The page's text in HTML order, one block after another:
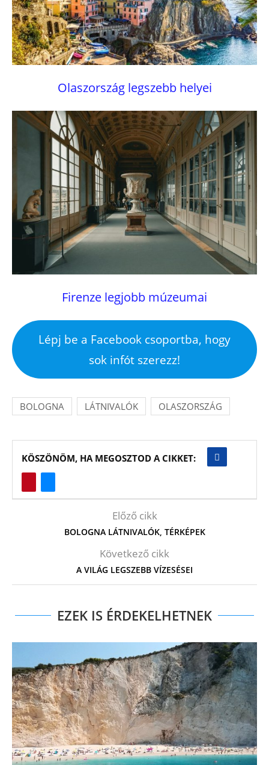
Olaszország legszebb helyei
Firenze legjobb múzeumai
Lépj be a Facebook csoportba, hogy
sok infót szerezz!
BOLOGNA LÁTNIVALÓK OLASZORSZÁG
KÖSZÖNÖM, HA MEGOSZTOD A CIKKET:
Előző cikk
BOLOGNA LÁTNIVALÓK, TÉRKÉPEK
Következő cikk
A VILÁG LEGSZEBB VÍZESÉSEI
EZEK IS ÉRDEKELHETNEK